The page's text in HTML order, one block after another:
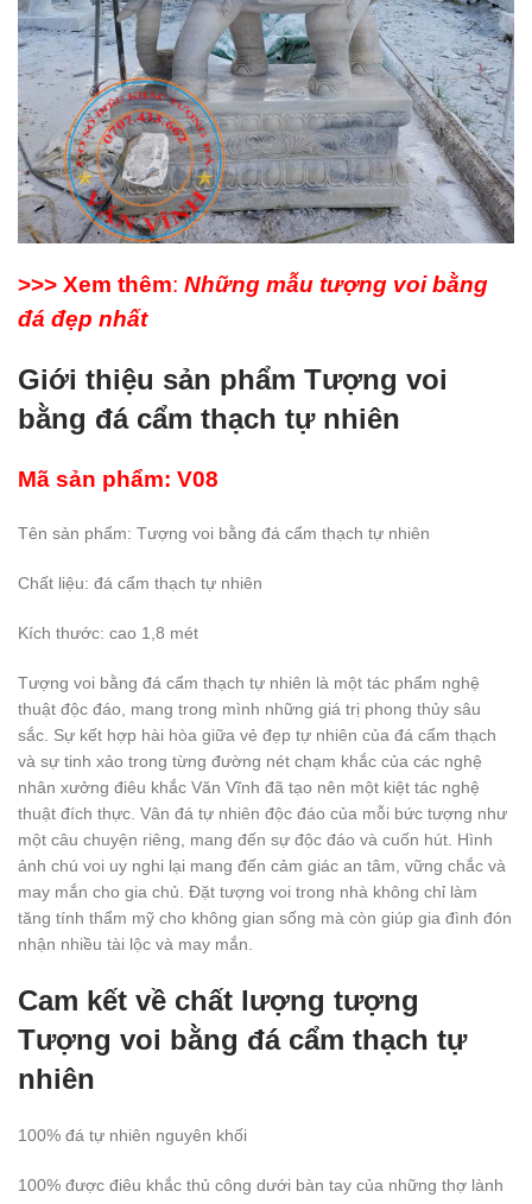
>>> Xem thêm: Những mẫu tượng voi bằng
đá đẹp nhất
Giới thiệu sản phẩm Tượng voi
bằng đá cẩm thạch tự nhiên
Mã sản phẩm: V08
Tên sản phẩm: Tượng voi bằng đá cẩm thạch tự nhiên
Chất liệu: đá cẩm thạch tự nhiên
Kích thước: cao 1,8 mét
Tượng voi bằng đá cẩm thạch tự nhiên là một tác phẩm nghệ
thuật độc đáo, mang trong mình những giá trị phong thủy sâu
sắc. Sự kết hợp hài hòa giữa vẻ đẹp tự nhiên của đá cẩm thạch
và sự tinh xảo trong từng đường nét chạm khắc của các nghệ
nhân xưởng điêu khắc Văn Vĩnh đã tạo nên một kiệt tác nghệ
thuật đích thực. Vân đá tự nhiên độc đáo của mỗi bức tượng như
một câu chuyện riêng, mang đến sự độc đáo và cuốn hút. Hình
ảnh chú voi uy nghi lại mang đến cảm giác an tâm, vững chắc và
may mắn cho gia chủ. Đặt tượng voi trong nhà không chỉ làm
tăng tính thẩm mỹ cho không gian sống mà còn giúp gia đình đón
nhận nhiều tài lộc và may mắn.
Cam kết về chất lượng tượng
Tượng voi bằng đá cẩm thạch tự
nhiên
100% đá tự nhiên nguyên khối
100% được điêu khắc thủ công dưới bàn tay của những thợ lành